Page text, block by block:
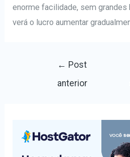
enorme facilidade, sem grandes
verá o lucro aumentar
Navegação
← Post
anterior